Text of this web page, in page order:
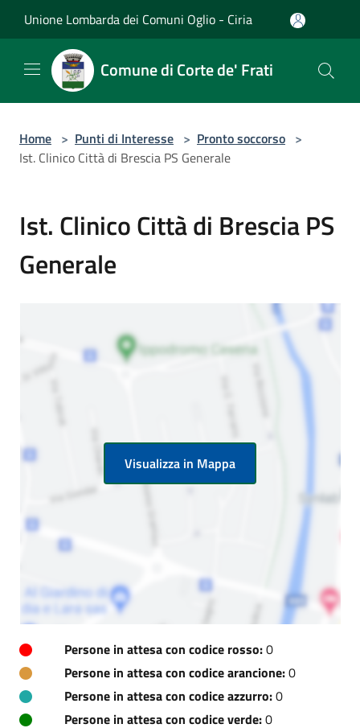
Unione Lombarda dei Comuni Oglio - Ciria
Comune di Corte de' Frati
Home > Punti di Interesse > Pronto soccorso >
Ist. Clinico Città di Brescia PS Generale
Ist. Clinico Città di Brescia PS
Generale
Visualizza in Mappa
Persone in attesa con codice rosso:0
Persone in attesa con codice arancione:0
Persone in attesa con codice azzurro:0
Persone in attesa con codice verde:0